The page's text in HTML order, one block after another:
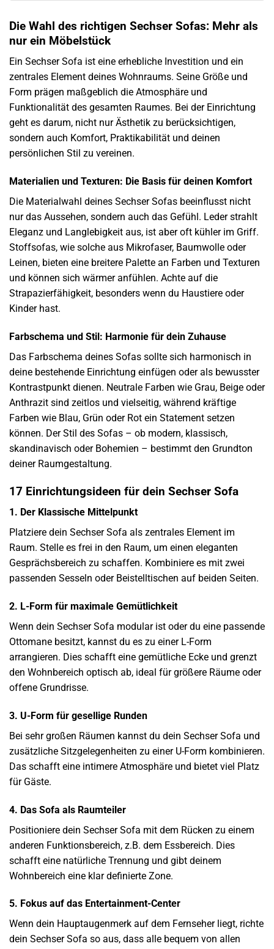
Die Wahl des richtigen Sechser Sofas: Mehr als
nur ein Möbelstück
Ein Sechser Sofa ist eine erhebliche Investition und ein
zentrales Element deines Wohnraums. Seine Größe und
Form prägen maßgeblich die Atmosphäre und
Funktionalität des gesamten Raumes. Bei der Einrichtung
geht es darum, nicht nur Ästhetik zu berücksichtigen,
sondern auch Komfort, Praktikabilität und deinen
persönlichen Stil zu vereinen.
Materialien und Texturen: Die Basis für deinen Komfort
Die Materialwahl deines Sechser Sofas beeinflusst nicht
nur das Aussehen, sondern auch das Gefühl. Leder strahlt
Eleganz und Langlebigkeit aus, ist aber oft kühler im Griff.
Stoffsofas, wie solche aus Mikrofaser, Baumwolle oder
Leinen, bieten eine breitere Palette an Farben und Texturen
und können sich wärmer anfühlen. Achte auf die
Strapazierfähigkeit, besonders wenn du Haustiere oder
Kinder hast.
Farbschema und Stil: Harmonie für dein Zuhause
Das Farbschema deines Sofas sollte sich harmonisch in
deine bestehende Einrichtung einfügen oder als bewusster
Kontrastpunkt dienen. Neutrale Farben wie Grau, Beige oder
Anthrazit sind zeitlos und vielseitig, während kräftige
Farben wie Blau, Grün oder Rot ein Statement setzen
können. Der Stil des Sofas – ob modern, klassisch,
skandinavisch oder Bohemien – bestimmt den Grundton
deiner Raumgestaltung.
17 Einrichtungsideen für dein Sechser Sofa
1. Der Klassische Mittelpunkt
Platziere dein Sechser Sofa als zentrales Element im
Raum. Stelle es frei in den Raum, um einen eleganten
Gesprächsbereich zu schaffen. Kombiniere es mit zwei
passenden Sesseln oder Beistelltischen auf beiden Seiten.
2. L-Form für maximale Gemütlichkeit
Wenn dein Sechser Sofa modular ist oder du eine passende
Ottomane besitzt, kannst du es zu einer L-Form
arrangieren. Dies schafft eine gemütliche Ecke und grenzt
den Wohnbereich optisch ab, ideal für größere Räume oder
offene Grundrisse.
3. U-Form für gesellige Runden
Bei sehr großen Räumen kannst du dein Sechser Sofa und
zusätzliche Sitzgelegenheiten zu einer U-Form kombinieren.
Das schafft eine intimere Atmosphäre und bietet viel Platz
für Gäste.
4. Das Sofa als Raumteiler
Positioniere dein Sechser Sofa mit dem Rücken zu einem
anderen Funktionsbereich, z.B. dem Essbereich. Dies
schafft eine natürliche Trennung und gibt deinem
Wohnbereich eine klar definierte Zone.
5. Fokus auf das Entertainment-Center
Wenn dein Hauptaugenmerk auf dem Fernseher liegt, richte
dein Sechser Sofa so aus, dass alle bequem von allen